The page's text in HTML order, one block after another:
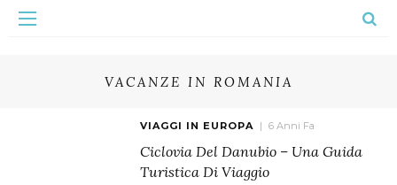
VACANZE IN ROMANIA
VIAGGI IN EUROPA 6 Anni Fa
Ciclovia Del Danubio – Una Guida
Turistica Di Viaggio